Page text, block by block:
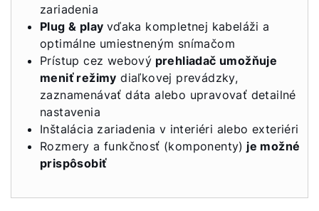
zariadenia
Plug & play vďaka kompletnej kabeláži a
optimálne umiestneným snímačom
Prístup cez webový prehliadač umožňuje
meniť režimy diaľkovej prevádzky,
zaznamenávať dáta alebo upravovať detailné
nastavenia
Inštalácia zariadenia v interiéri alebo exteriéri
Rozmery a funkčnosť (komponenty) je možné
prispôsobiť